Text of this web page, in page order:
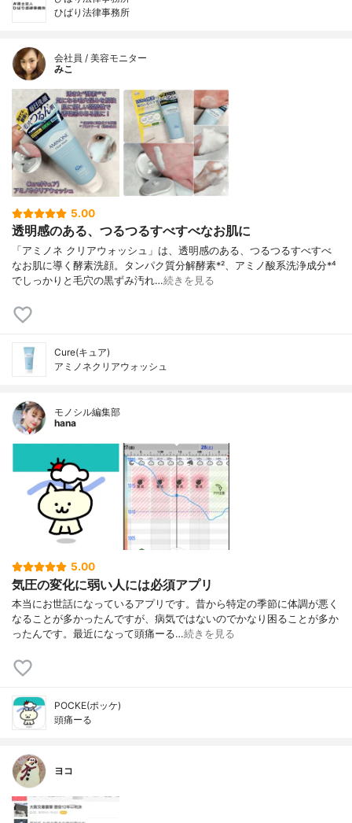
ひばり法律事務所
会社員 / 美容モニター
みこ
5.00
透明感のある、つるつるすべすべなお肌に
「アミノネ クリアウォッシュ」は、透明感のある、つるつるすべすべ
なお肌に導く酵素洗顔。タンパク質分解酵素*²、アミノ酸系洗浄成分*⁴
でしっかりと毛穴の黒ずみ汚れ…続きを見る
Cure(キュア)
アミノネクリアウォッシュ
モノシル編集部
hana
5.00
気圧の変化に弱い人には必須アプリ
本当にお世話になっているアプリです。昔から特定の季節に体調が悪く
なることが多かったんですが、病気ではないのでかなり困ることが多か
ったんです。最近になって頭痛ーる…続きを見る
POCKE(ポッケ)
頭痛ーる
ヨコ